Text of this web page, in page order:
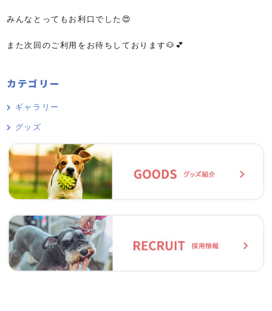
みんなとってもお利口でした😍
また次回のご利用をお待ちしております🐶💕
カテゴリー
ギャラリー
グッズ